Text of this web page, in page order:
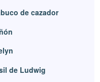
de cazador
de Ludwig